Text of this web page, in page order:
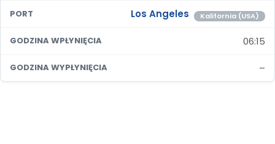
PORT Los Angeles Kalifornia (USA)
GODZINA WPŁYNIĘCIA 06:15
GODZINA WYPŁYNIĘCIA –